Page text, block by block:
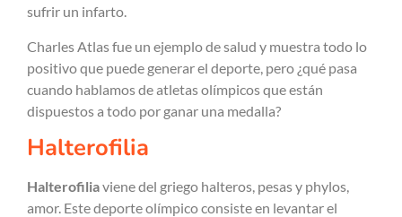
sufrir un infarto.
Charles Atlas fue un ejemplo de salud y muestra todo lo
positivo que puede generar el deporte, pero ¿qué pasa
cuando hablamos de atletas olímpicos que están
dispuestos a todo por ganar una medalla?
Halterofilia
Halterofiliaviene del griego halteros, pesas y phylos,
amor. Este deporte olímpico consiste en levantar el